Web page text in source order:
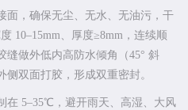
面，确保无尘、无水、无油污，干
10–15mm、厚度≥8mm，连续顺
缝做外低内高防水倾角（45° 斜
双面打胶，形成双重密封。
在 5–35℃，避开雨天、高湿、大风